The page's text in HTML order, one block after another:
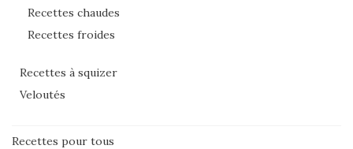
Recettes chaudes
Recettes froides
Recettes à squizer
Veloutés
Recettes pour tous